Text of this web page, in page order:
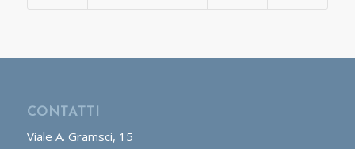
CONTATTI
Viale A. Gramsci, 15